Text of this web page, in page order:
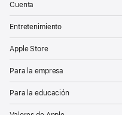
Cuenta
Entretenimiento
Apple Store
Para la empresa
Para la educación